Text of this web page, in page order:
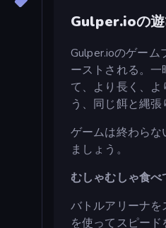
Gulper.ioの
Gulper.ioのゲー
ーストされる。
て、より長く、
う、同じ餌と縄
ゲームは終わら
ましょう。
むしゃむしゃ食べ
バトルアリーナ
を使ってスピード